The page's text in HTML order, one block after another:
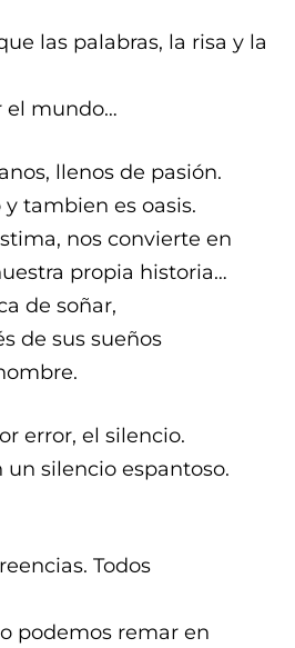
las palabras, la risa y la
el mundo…
llenos de pasión.
tambien es oasis.
nos convierte en
propia historia…
de soñar,
de sus sueños
error, el silencio.
un silencio espantoso.
Todos
podemos remar en